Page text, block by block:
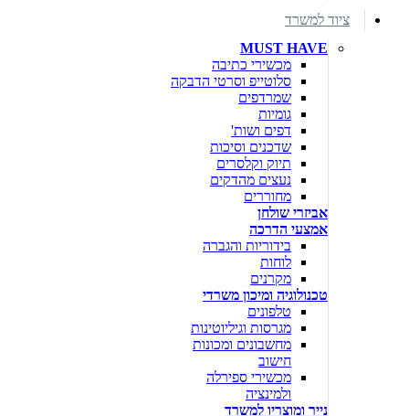
ציוד למשרד
MUST HAVE
מכשירי כתיבה
סלוטייפ וסרטי הדבקה
שמרדפים
גומיות
דפים ושות'
שדכנים וסיכות
תיוק וקלסרים
נעצים מהדקים
מחוררים
אביזרי שולחן
אמצעי הדרכה
בידוריות והגברה
לוחות
מקרנים
טכנולוגיה ומיכון משרדי
טלפונים
מגרסות וגיליוטינות
מחשבונים ומכונות
חישוב
מכשירי ספירלה
ולמינציה
נייר ומוצריו למשרד